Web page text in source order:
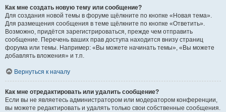
Как мне создать новую тему или сообщение?
Для создания новой темы в форуме щёлкните по кнопке «Новая тема».
Для размещения сообщения в теме щёлкните по кнопке «Ответить».
Возможно, придётся зарегистрироваться, прежде чем отправить
сообщение. Перечень ваших прав доступа находится внизу страниц
форума или темы. Например: «Вы можете начинать темы», «Вы можете
добавлять вложения» и т.п.
Вернуться к началу
Как мне отредактировать или удалить сообщение?
Если вы не являетесь администратором или модератором конференции,
вы можете редактировать и удалять только свои собственные сообщения.